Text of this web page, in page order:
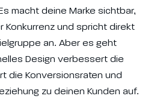
macht deine Marke sichtbar,
und spricht direkt
an. Aber es geht
Design verbessert die
die Konversionsraten und
zu deinen Kunden auf.